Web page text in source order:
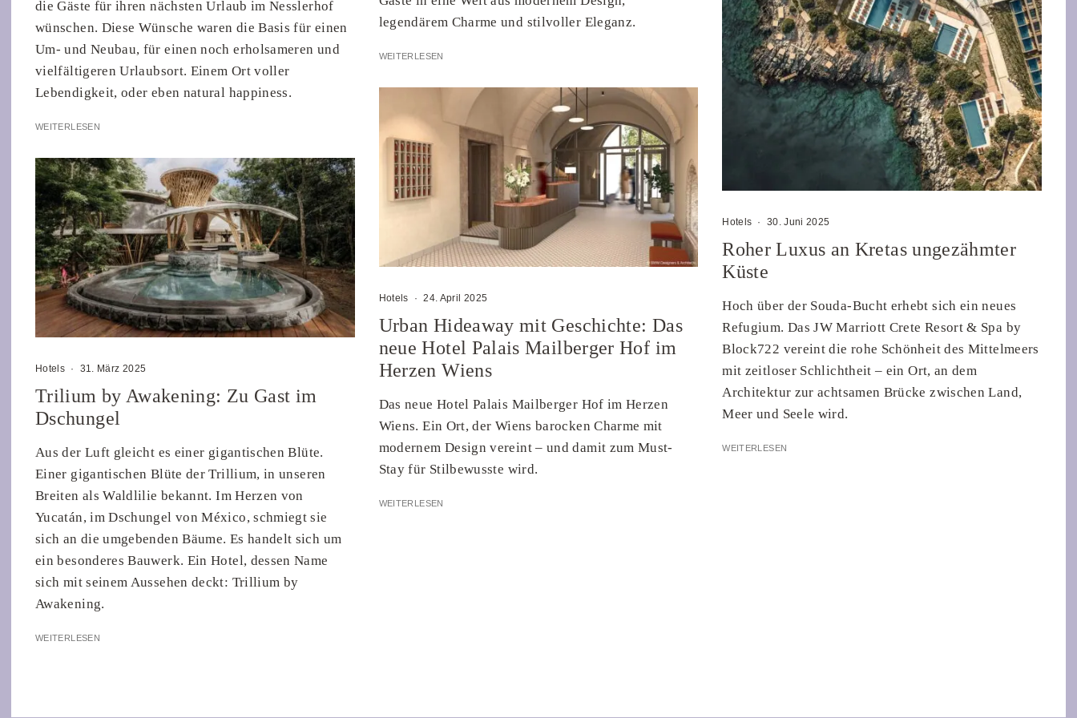
die Gäste für ihren nächsten Urlaub im Nesslerhof
wünschen. Diese Wünsche waren die Basis für einen
Um- und Neubau, für einen noch erholsameren und
vielfältigeren Urlaubsort. Einem Ort voller
Lebendigkeit, oder eben natural happiness.
WEITERLESEN
Hotels · 31. März 2025
Trilium by Awakening: Zu Gast im
Dschungel
Aus der Luft gleicht es einer gigantischen Blüte.
Einer gigantischen Blüte der Trillium, in unseren
Breiten als Waldlilie bekannt. Im Herzen von
Yucatán, im Dschungel von México, schmiegt sie
sich an die umgebenden Bäume. Es handelt sich um
ein besonderes Bauwerk. Ein Hotel, dessen Name
sich mit seinem Aussehen deckt: Trillium by
Awakening.
WEITERLESEN
legendärem Charme und stilvoller Eleganz.
WEITERLESEN
Hotels · 24. April 2025
Urban Hideaway mit Geschichte: Das
neue Hotel Palais Mailberger Hof im
Herzen Wiens
Das neue Hotel Palais Mailberger Hof im Herzen
Wiens. Ein Ort, der Wiens barocken Charme mit
modernem Design vereint – und damit zum Must-
Stay für Stilbewusste wird.
WEITERLESEN
Hotels · 30. Juni 2025
Roher Luxus an Kretas ungezähmter
Küste
Hoch über der Souda-Bucht erhebt sich ein neues
Refugium. Das JW Marriott Crete Resort & Spa by
Block722 vereint die rohe Schönheit des Mittelmeers
mit zeitloser Schlichtheit – ein Ort, an dem
Architektur zur achtsamen Brücke zwischen Land,
Meer und Seele wird.
WEITERLESEN